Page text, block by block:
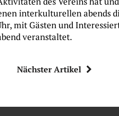
interkulturellen abends
mit Gästen und
veranstaltet.
Nächster Artikel